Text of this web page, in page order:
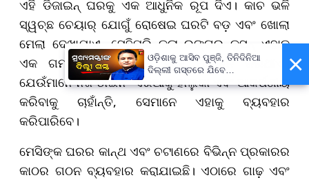
ଏହି ଡିଜାଇନ୍ ଘରକୁ ଏକ ଆଧୁନିକ ରୂପ ଦିଏ। କାଚ ଭଳି
ସ୍ୱଚ୍ଛ ଚେୟାର୍ ଯୋଗୁଁ ରୋଷେଇ ଘରଟି ବଡ଼ ଏବଂ ଖୋଲା
ମେଲା ଦେଖାଯାଏ, ସେହିପରି କଳା ରଙ୍ଗର କୁସନ୍ ଏହାକୁ
ଏକ ଗମ୍ଭୀର ଓ ସୁନ୍ଦର ଲୁକ୍ ପ୍ରଦାନ କରିଥାଏ।
ଯେଉଁମାନେ ନିଜ ଡାଇନିଂ ଏରିଆକୁ ହାଲୁକା ଏବଂ ଆକର୍ଷଣୀୟ
କରିବାକୁ ଚାହାଁନ୍ତି, ସେମାନେ ଏହାକୁ ବ୍ୟବହାର
କରିପାରିବେ।
ମେସିଙ୍କ ଘରର କାନ୍ଥ ଏବଂ ଚଟାଣରେ ବିଭିନ୍ନ ପ୍ରକାରର
କାଠର ଗଠନ ବ୍ୟବହାର କରାଯାଇଛି। ଏଠାରେ ଗାଢ଼ ଏବଂ
×
ଓଡ଼ିଶାକୁ ଆସିବ ପୁଞ୍ଜି, ତିନିଦିନିଆ
ଦିଲ୍ଲୀ ଗସ୍ତରେ ଯିବେ
ମୁଖ୍ୟମନ୍ତ୍ରୀ ମୋହନ ମାଝୀ